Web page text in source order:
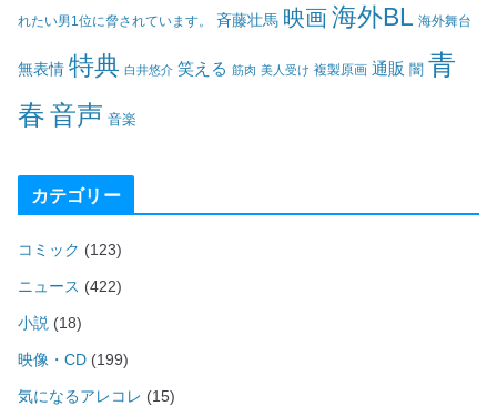
れたい男1位に脅されています。 斉藤壮馬 映画海外BL 海外舞台
無表情 特典 白井悠介 笑える 筋肉 美人受け 複製原画 通販 闇 青
春音声 音楽
カテゴリー
コミック (123)
ニュース (422)
小説 (18)
映像・CD (199)
気になるアレコレ (15)